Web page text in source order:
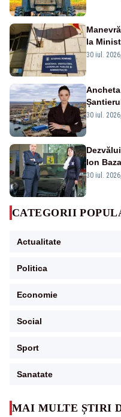
MAI MULTE ȘTIRI
la
ies în
30 iul.
30 iul.
Ion
publice
30 iul.
CATEGORII
Actualitate
Politica
Economie
Social
Sport
Sanatate